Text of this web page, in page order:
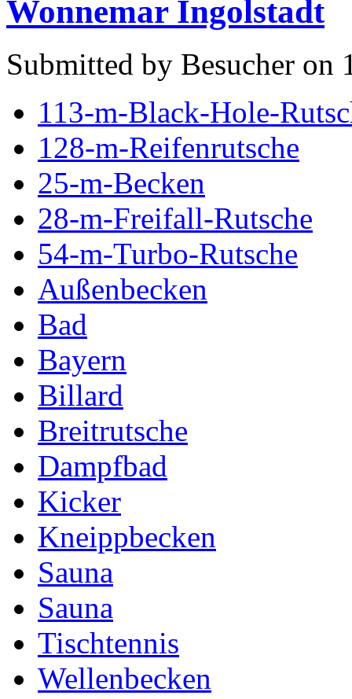
Wonnemar Ingolstadt
Submitted by Besucher on
113-m-Black-Hole-
128-m-Reifenrutsche
25-m-Becken
28-m-Freifall-Rutsche
54-m-Turbo-Rutsche
Außenbecken
Bad
Bayern
Billard
Breitrutsche
Dampfbad
Kicker
Kneippbecken
Sauna
Sauna
Tischtennis
Wellenbecken